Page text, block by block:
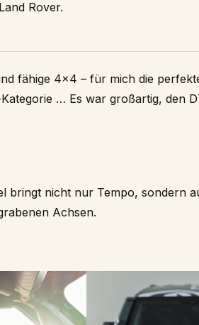
Rover.
fähige 4×4 – für mich die
… Es war großartig, den
bringt nicht nur Tempo, sondern
Achsen.